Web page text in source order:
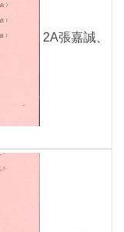
2A張嘉誠、